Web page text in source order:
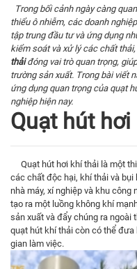
Trong bối cảnh ngày càng
thiểu ô nhiễm, các doanh
tập trung đầu tư và ứng dụng
kiểm soát và xử lý các chất
thảiđóng vai trò quan trọng,
trường sản xuất. Trong bài viết
ứng dụng quan trọng của quạt
nghiệp hiện nay.
Quạt hút
Quạt hút hơi khí thải là một
các chất độc hại, khí thải và
nhà máy, xí nghiệp và khu
tạo ra một luồng không khí
sản xuất và đẩy chúng ra ngoài
quạt hút khí thải còn có thể
gian làm việc.